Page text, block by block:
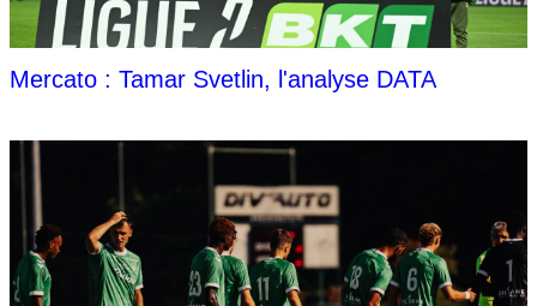
Mercato : Tamar Svetlin, l'analyse DATA